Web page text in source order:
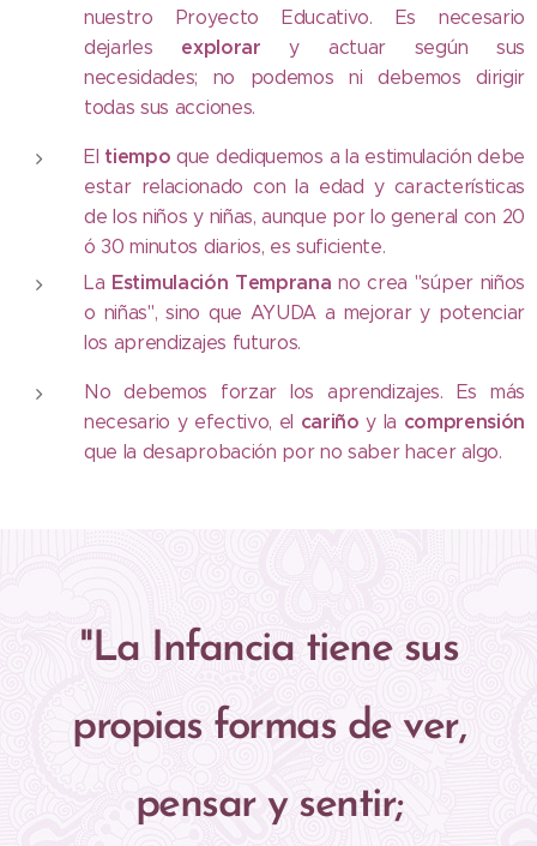
nuestro Proyecto Educativo. Es necesario
dejarles explorar y actuar según sus
necesidades; no podemos ni debemos dirigir
todas sus acciones.
El tiempo que dediquemos a la estimulación debe
estar relacionado con la edad y características
de los niños y niñas, aunque por lo general con 20
ó 30 minutos diarios, es suficiente.
La Estimulación Temprana no crea "súper niños
o niñas", sino que AYUDA a mejorar y potenciar
los aprendizajes futuros.
No debemos forzar los aprendizajes. Es más
necesario y efectivo, el cariño y la comprensión
que la desaprobación por no saber hacer algo.
"La Infancia tiene sus
propias formas de ver,
pensar y sentir;